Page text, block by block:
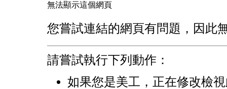
無法顯示這個網頁
您嘗試連結的網頁有問題，因此
請嘗試執行下列動作：
如果您是美工，正在修改檢